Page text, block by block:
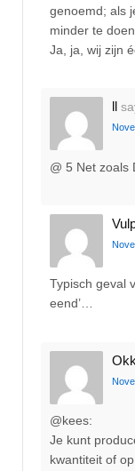
genoemd; als
minder te
Ja, ja, wij zijn
ll
@ 5 Net zoals
Typisch geval
eend’…
@kees:
Je kunt
kwantiteit of